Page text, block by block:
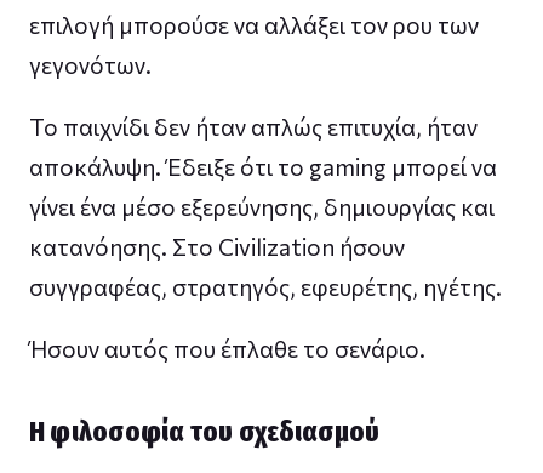
επιλογή μπορούσε να αλλάξει τον ρου των
γεγονότων.
Το παιχνίδι δεν ήταν απλώς επιτυχία, ήταν
αποκάλυψη. Έδειξε ότι το gaming μπορεί να
γίνει ένα μέσο εξερεύνησης, δημιουργίας και
κατανόησης. Στο Civilization ήσουν
συγγραφέας, στρατηγός, εφευρέτης, ηγέτης.
Ήσουν αυτός που έπλαθε το σενάριο.
Η φιλοσοφία του σχεδιασμού